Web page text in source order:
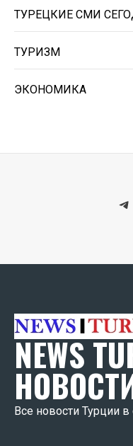
ТУРЕЦКИЕ СМИ
ТУРИЗМ
ЭКОНОМИКА
NEWS
Все новости Турции